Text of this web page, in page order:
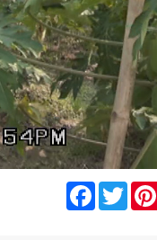
Facebook Twitter